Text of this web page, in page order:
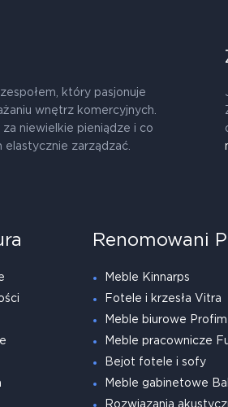
który pasjonuje
wnętrz komercyjnych.
niewielkie pieniądze i co
elastycznie zarządzać.
Renomowani
Meble Kinnarps
Fotele i krzesła Vitra
Meble biurowe Profim
Meble pracownicze
Bejot fotele i sofy
Meble gabinetowe
Rozwiązania